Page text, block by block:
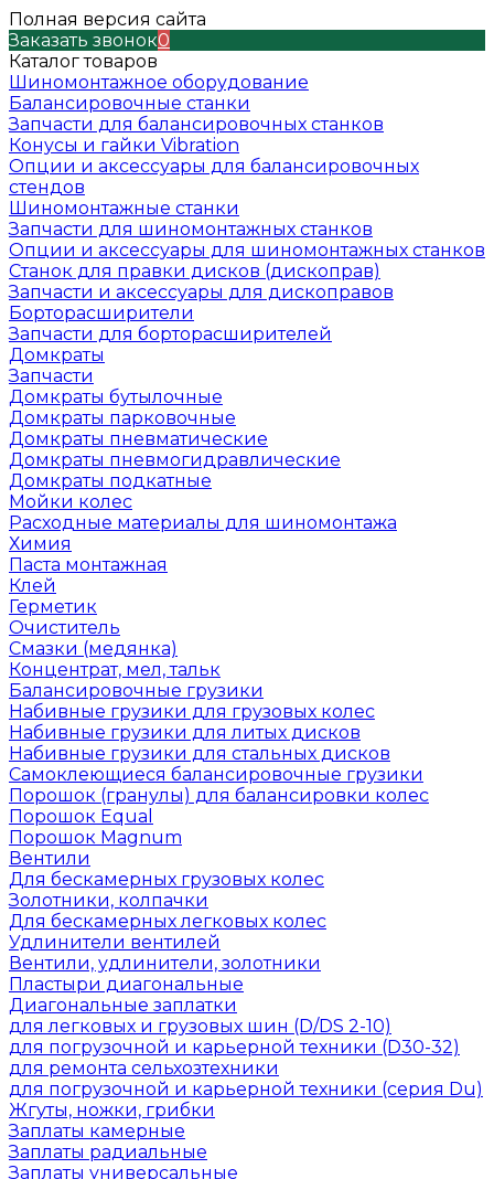
Полная версия сайта
Заказать звонок0
Каталог товаров
Шиномонтажное оборудование
Балансировочные станки
Запчасти для балансировочных станков
Конусы и гайки Vibration
Опции и аксессуары для балансировочных
стендов
Шиномонтажные станки
Запчасти для шиномонтажных станков
Опции и аксессуары для шиномонтажных станков
Станок для правки дисков (дископрав)
Запчасти и аксессуары для дископравов
Борторасширители
Запчасти для борторасширителей
Домкраты
Запчасти
Домкраты бутылочные
Домкраты парковочные
Домкраты пневматические
Домкраты пневмогидравлические
Домкраты подкатные
Мойки колес
Расходные материалы для шиномонтажа
Химия
Паста монтажная
Клей
Герметик
Очиститель
Смазки (медянка)
Концентрат, мел, тальк
Балансировочные грузики
Набивные грузики для грузовых колес
Набивные грузики для литых дисков
Набивные грузики для стальных дисков
Самоклеющиеся балансировочные грузики
Порошок (гранулы) для балансировки колес
Порошок Equal
Порошок Magnum
Вентили
Для бескамерных грузовых колес
Золотники, колпачки
Для бескамерных легковых колес
Удлинители вентилей
Вентили, удлинители, золотники
Пластыри диагональные
Диагональные заплатки
для легковых и грузовых шин (D/DS 2-10)
для погрузочной и карьерной техники (D30-32)
для ремонта сельхозтехники
для погрузочной и карьерной техники (серия Du)
Жгуты, ножки, грибки
Заплаты камерные
Заплаты радиальные
Заплаты универсальные